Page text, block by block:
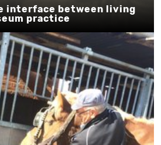
interface between living
practice